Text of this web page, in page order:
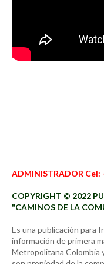
ADMINISTRADOR Cel:
COPYRIGHT © 2022
"CAMINOS DE LA
Es una publicación para
información de primera
Metropolitana Colombia